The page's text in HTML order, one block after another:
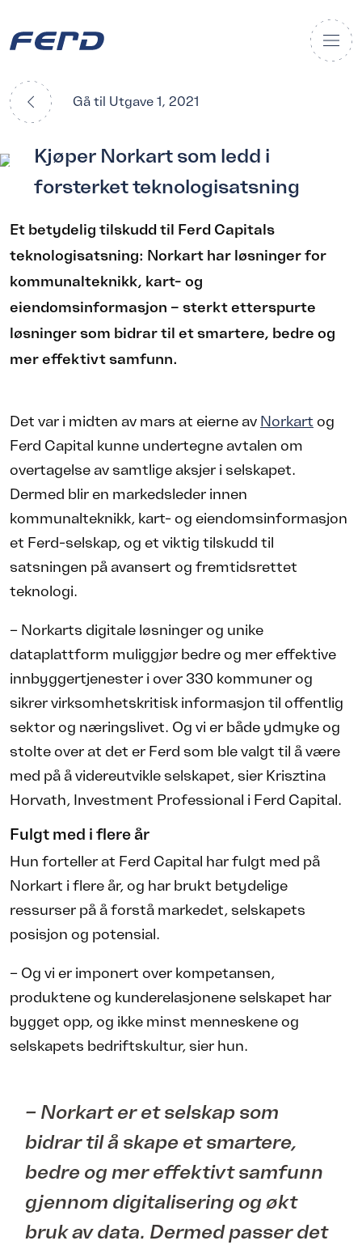
Gå til Utgave 1, 2021
Kjøper Norkart som ledd i
forsterket teknologisatsning
Et betydelig tilskudd til Ferd Capitals
teknologisatsning: Norkart har løsninger for
kommunalteknikk, kart- og
eiendomsinformasjon – sterkt etterspurte
løsninger som bidrar til et smartere, bedre og
mer effektivt samfunn.
Det var i midten av mars at eierne av Norkart og
Ferd Capital kunne undertegne avtalen om
overtagelse av samtlige aksjer i selskapet.
Dermed blir en markedsleder innen
kommunalteknikk, kart- og eiendomsinformasjon
et Ferd-selskap, og et viktig tilskudd til
satsningen på avansert og fremtidsrettet
teknologi.
– Norkarts digitale løsninger og unike
dataplattform muliggjør bedre og mer effektive
innbyggertjenester i over 330 kommuner og
sikrer virksomhetskritisk informasjon til offentlig
sektor og næringslivet. Og vi er både ydmyke og
stolte over at det er Ferd som ble valgt til å være
med på å videreutvikle selskapet, sier Krisztina
Horvath, Investment Professional i Ferd Capital.
Fulgt med i flere år
Hun forteller at Ferd Capital har fulgt med på
Norkart i flere år, og har brukt betydelige
ressurser på å forstå markedet, selskapets
posisjon og potensial.
– Og vi er imponert over kompetansen,
produktene og kunderelasjonene selskapet har
bygget opp, og ikke minst menneskene og
selskapets bedriftskultur, sier hun.
– Norkart er et selskap som
bidrar til å skape et smartere,
bedre og mer effektivt samfunn
gjennom digitalisering og økt
bruk av data. Dermed passer det